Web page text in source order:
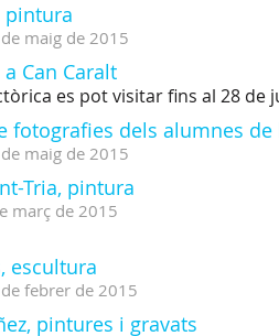
pintura
de maig de 2015
a Can Caralt
es pot visitar fins al 28 de
fotografies dels alumnes
de maig de 2015
Tria, pintura
març de 2015
escultura
de febrer de 2015
pintures i gravats